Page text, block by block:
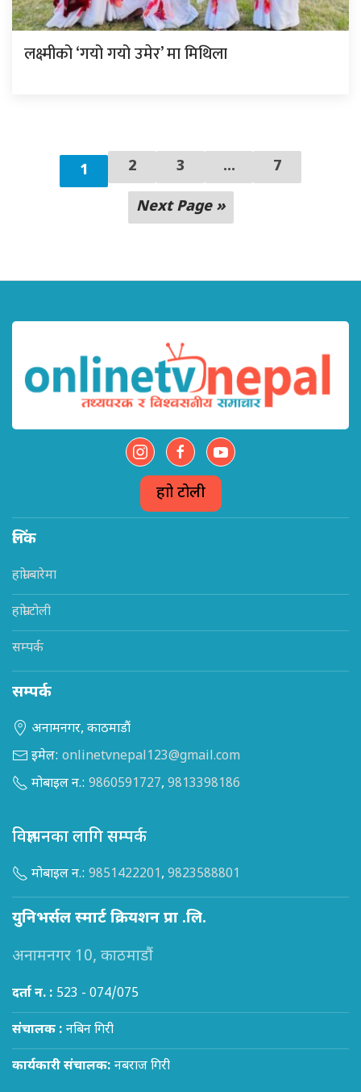
लक्ष्मीको ‘गयो गयो उमेर’ मा मिथिला
1 2 3 ... 7
Next Page »
हाम्रो टोली
लिंक
हाम्रो बारेमा
हाम्रो टोली
सम्पर्क
सम्पर्क
अनामनगर, काठमाडौं
इमेल: onlinetvnepal123@gmail.com
मोबाइल न.: 9860591727, 9813398186
विज्ञापनका लागि सम्पर्क
मोबाइल न.: 9851422201, 9823588801
युनिभर्सल स्मार्ट क्रियशन प्रा .लि.
अनामनगर 10, काठमाडौं
दर्ता न. : 523 - 074/075
संचालक : नबिन गिरी
कार्यकारी संचालक: नबराज गिरी